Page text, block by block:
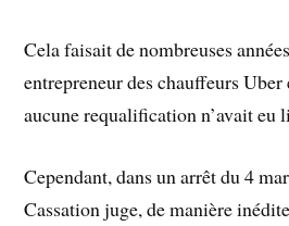
Cela faisait de nombreuses
entrepreneur des chauffeurs
aucune requalification n’avait eu
Cependant, dans un arrêt du 4
Cassation juge, de manière